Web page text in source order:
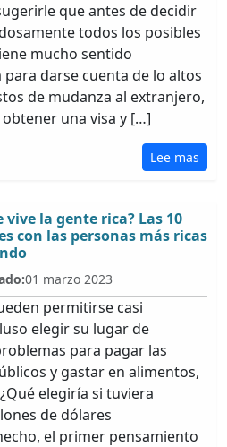
que antes de decidir
todos los posibles
mucho sentido
darse cuenta de lo altos
de mudanza al extranjero,
una visa y […]
Lee mas
vive la gente rica? Las 10
con las personas más ricas
01 marzo 2023
permitirse casi
elegir su lugar de
para pagar las
y gastar en alimentos,
elegiría si tuviera
de dólares
el primer pensamiento